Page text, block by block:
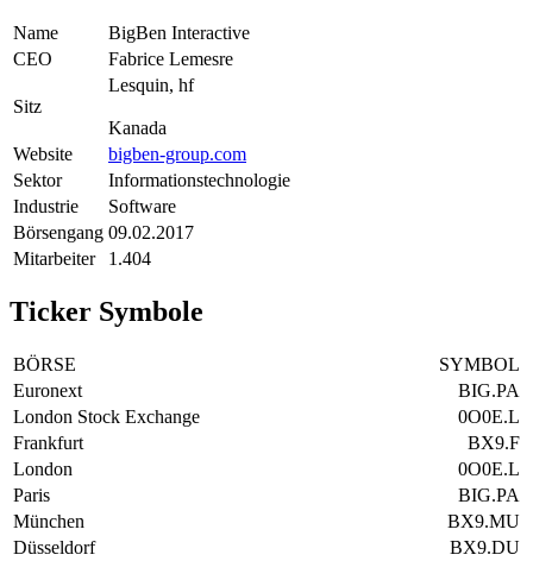
Name
BigBen Interactive
CEO
Fabrice Lemesre
Sitz
Lesquin, hf
Kanada
Website
bigben-group.com
Sektor
Informationstechnologie
Industrie
Software
Börsengang 09.02.2017
Mitarbeiter
1.404
Ticker Symbole
BÖRSE
SYMBOL
Euronext
BIG.PA
London Stock Exchange
0O0E.L
Frankfurt
BX9.F
London
0O0E.L
Paris
BIG.PA
München
BX9.MU
Düsseldorf
BX9.DU